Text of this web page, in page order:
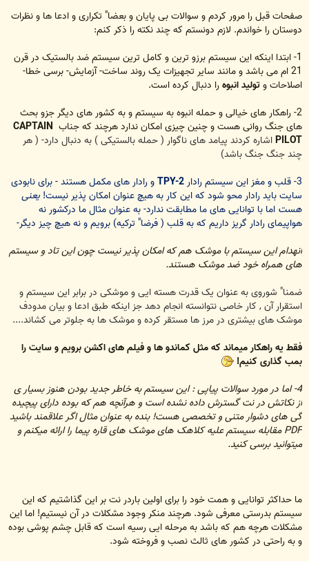
صفحات قبل را مرور کردم و سوالات بی پایان و بعضا" تکراری و ادعا ها و نظرات
دوستان را خواندم. لازم دونستم که چند نکته را ذکر کنم:
1- ابتدا اینکه این سیستم برزو ترین و کامل ترین سیستم ضد بالستیک در قرن
21 ام می باشد و مانند سایر تجهیزات یک روند ساخت- آزمایش- برسی خطا-
اصلاحات وتولید انبوهرا دنبال کرده است.
2- راهکار های خیالی و حمله انبوه به سیستم و به کشور های دیگر جزو بحث
های جنگ روانی هست و چنین چیزی امکان ندارد هرچند که جناب CAPTAIN
PILOTاشاره کردند پیامد های ناگوار ( حمله بالستیکی ) به دنبال دارد- ( هر
چند جنگ جنگ باشد)
3- قلب و مغز این سیستم رادار
TPY-2
و رادار های مکمل هستند - برای نابودی
سایت باید رادار محو شود که این کار به هیچ عنوان امکان پذیر نیست!یعنی
هستاما با توانایی های ما مطابقت ندارد- به عنوان مثال ما درکشور نه
هواپیمای رادار گریز داریم که به قلب ( فرضا" ترکیه) برویم و نه هیچ چیز دیگر-
انهدام این سیستم با موشک هم که امکان پذیر نیست چون این تاد و سیستم
های همراه خود ضد موشک هستند.
ضمنا" شوروی به عنوان یک قدرت هسته ایی و موشکی در برابر این سیستم و
استقرار آن , کار خاصی نتوانسته انجام دهد جز اینکه طبق ادعا و بیان مدودف
موشک های بیشتری در مرز ها مستقر کرده و موشک ها به جلوتر می کشاند....
فقط یه راهکار میماند که مثل کماندو ها و فیلم های اکشن برویم و سایت را
بمب گذاری کنیم!
4- اما در مورد سوالات پیاپی : این سیستم به خاطر جدید بودن هنوز بسیار ی
از نکاتش در نت گسترش داده نشده است و هرآنچه هم که بوده دارای پیچیده
گی های دشوار متنی و تخصصی هست! بنده به عنوان مثال اگر علاقمند باشید
PDF مقابله سیستم علیه کلاهک های موشک های قاره پیما را ارائه میکنم و
میتوانید برسی کنید.
ما حداکثر توانایی و همت خود را برای اولین باردر نت بر این گذاشتیم که این
سیستم بدرستی معرفی شود. هرچند منکر وجود مشکلات در آن نیستیم! اما این
مشکلات هرچه هم که باشد به مرحله ایی رسیه است که قابل چشم پوشی بوده
و به راحتی در کشور های ثالث نصب و فروخته شود.